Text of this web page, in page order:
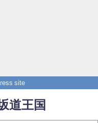
site
道王国